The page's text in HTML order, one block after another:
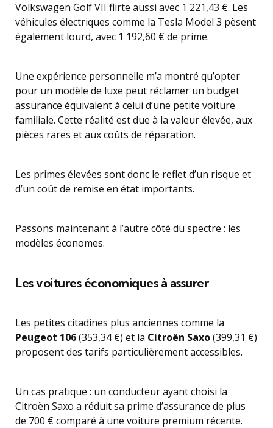
Volkswagen Golf VII flirte aussi avec 1 221,43 €. Les
véhicules électriques comme la Tesla Model 3 pèsent
également lourd, avec 1 192,60 € de prime.
Une expérience personnelle m’a montré qu’opter
pour un modèle de luxe peut réclamer un budget
assurance équivalent à celui d’une petite voiture
familiale. Cette réalité est due à la valeur élevée, aux
pièces rares et aux coûts de réparation.
Les primes élevées sont donc le reflet d’un risque et
d’un coût de remise en état importants.
Passons maintenant à l’autre côté du spectre : les
modèles économes.
Les voitures économiques à assurer
Les petites citadines plus anciennes comme la
Peugeot 106(353,34 €) et la Citroën Saxo(399,31 €)
proposent des tarifs particulièrement accessibles.
Un cas pratique : un conducteur ayant choisi la
Citroën Saxo a réduit sa prime d’assurance de plus
de 700 € comparé à une voiture premium récente.